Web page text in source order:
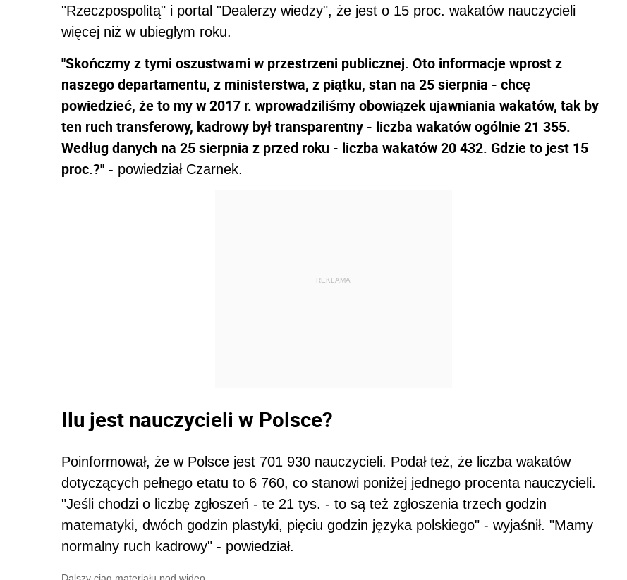
"Rzeczpospolitą" i portal "Dealerzy wiedzy", że jest o 15 proc. wakatów nauczycieli
więcej niż w ubiegłym roku.
"Skończmy z tymi oszustwami w przestrzeni publicznej. Oto informacje wprost z
naszego departamentu, z ministerstwa, z piątku, stan na 25 sierpnia - chcę
powiedzieć, że to my w 2017 r. wprowadziliśmy obowiązek ujawniania wakatów, tak by
ten ruch transferowy, kadrowy był transparentny - liczba wakatów ogólnie 21 355.
Według danych na 25 sierpnia z przed roku - liczba wakatów 20 432. Gdzie to jest 15
proc.?" - powiedział Czarnek.
REKLAMA
Ilu jest nauczycieli w Polsce?
Poinformował, że w Polsce jest 701 930 nauczycieli. Podał też, że liczba wakatów
dotyczących pełnego etatu to 6 760, co stanowi poniżej jednego procenta nauczycieli.
"Jeśli chodzi o liczbę zgłoszeń - te 21 tys. - to są też zgłoszenia trzech godzin
matematyki, dwóch godzin plastyki, pięciu godzin języka polskiego" - wyjaśnił. "Mamy
normalny ruch kadrowy" - powiedział.